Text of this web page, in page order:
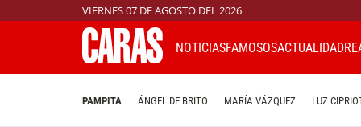
VIERNES 07 DE AGOSTO DEL 2026
NOTICIASFAMOSOSACTUALIDAD
PAMPITA ÁNGEL DE BRITO MARÍA VÁZQUEZ LUZ